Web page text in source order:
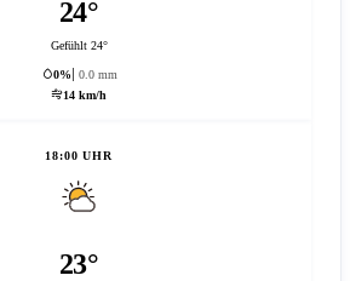
24°
Gefühlt 24°
0%
0.0 mm
14 km/h
18:00 UHR
23°